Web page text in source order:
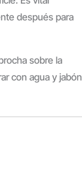
después para
sobre la
con agua y jabón